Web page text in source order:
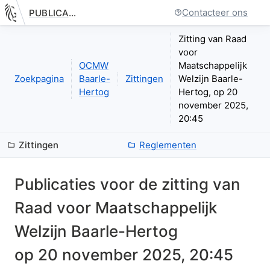
Nieuwe pagina: bestuurseenheid.zittingen.zitting.index
PUBLICATIE.GELINKT-NOTULEREN.VLAANDEREN.BE Contacteer ons
Zoekpagina
OCMW
Baarle-
Hertog
Zittingen
Zitting van Raad
voor
Maatschappelijk
Welzijn Baarle-
Hertog, op 20
november 2025,
20:45
Zittingen Reglementen
Publicaties voor de zitting van
Raad voor Maatschappelijk
Welzijn Baarle-Hertog
op 20 november 2025, 20:45